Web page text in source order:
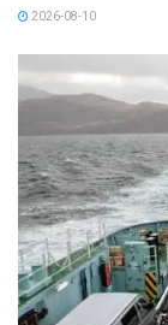
2026-08-10